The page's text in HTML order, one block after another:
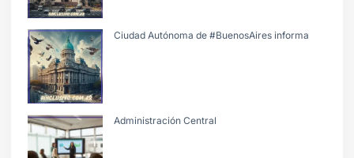
Ciudad Autónoma de #BuenosAires informa
Administración Central